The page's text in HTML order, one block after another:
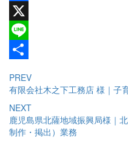
Facebook
X
Line
有
PREV
有限会社木之下工務店 様｜子
NEXT
鹿児島県北薩地域振興局様｜
制作・掲出）業務